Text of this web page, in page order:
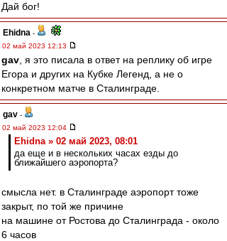
Дай бог!
Ehidna -
02 май 2023 12:13
gav , я это писала в ответ на реплику об игре
Егора и других на Кубке Легенд, а не о
конкретном матче в Сталинграде.
gav -
02 май 2023 12:04
Ehidna » 02 май 2023, 08:01
да еще и в нескольких часах езды до
ближайшего аэропорта?
смысла нет. в Сталинграде аэропорт тоже
закрыт, по той же причине
на машине от Ростова до Сталинграда - около
6 часов